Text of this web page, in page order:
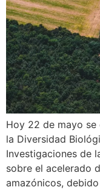
Hoy 22 de mayo se
la Diversidad
Investigaciones de
sobre el acelerado
amazónicos,